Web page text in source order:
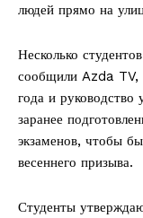
людей прямо на
Несколько
сообщили Azda TV,
года и руководство
заранее
экзаменов, чтобы
весеннего призыва.
Студенты